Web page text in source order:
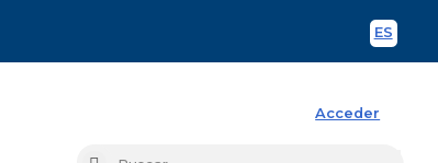
ES
Acceder